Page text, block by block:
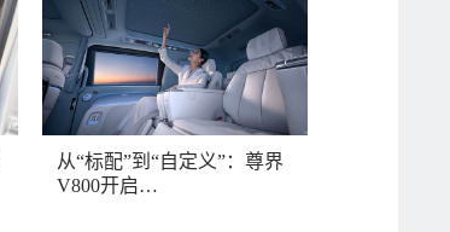
从“标配”到“自定义”：尊界
V800开启…